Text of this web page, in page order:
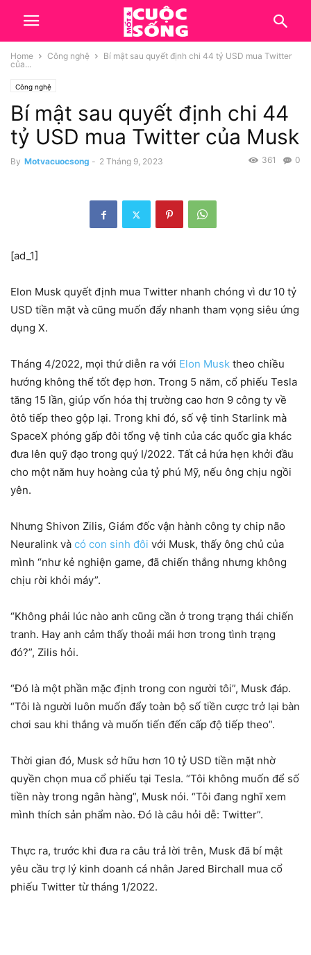
Home Công nghệ
Bí mật sau quyết định chi 44 tỷ USD mua Twitter
của...
Công nghệ
Bí mật sau quyết định chi 44
tỷ USD mua Twitter của Musk
By Motvacuocsong - 2 Tháng 9, 2023 0
361
[ad_1]
Elon Musk quyết định mua Twitter nhanh chóng vì dư 10 tỷ
USD tiền mặt và cũng muốn đẩy nhanh tham vọng siêu ứng
dụng X.
Tháng 4/2022, mọi thứ diễn ra với Elon Musk theo chiều
hướng không thể tốt đẹp hơn. Trong 5 năm, cổ phiếu Tesla
tăng 15 lần, giúp vốn hóa thị trường cao hơn 9 công ty về
ôtô tiếp theo gộp lại. Trong khi đó, số vệ tinh Starlink mà
SpaceX phóng gấp đôi tổng vệ tinh của các quốc gia khác
đưa lên quỹ đạo trong quý I/2022. Tất cả hứa hẹn khởi đầu
cho một năm huy hoàng của tỷ phú Mỹ, nếu ông chịu ngồi
yên.
Nhưng Shivon Zilis, Giám đốc vận hành công ty chip não
Neuralink và có con sinh đôi với Musk, thấy ông chủ của
mình “như kẻ nghiện game, đã chiến thắng nhưng không
chịu rời khỏi máy”.
“Không phải lúc nào anh cũng cần ở trong trạng thái chiến
tranh. Hay anh cảm thấy thoải mái hơn trong tình trạng
đó?”, Zilis hỏi.
“Đó là một phần mặc định trong con người tôi”, Musk đáp.
“Tôi là người luôn muốn đẩy toàn bộ số tiền cược trở lại bàn
chơi sau khi thắng và muốn tiến đến cấp độ tiếp theo”.
Thời gian đó, Musk sở hữu hơn 10 tỷ USD tiền mặt nhờ
quyền chọn mua cổ phiếu tại Tesla. “Tôi không muốn để số
tiền này trong ngân hàng”, Musk nói. “Tôi đang nghĩ xem
mình thích sản phẩm nào. Đó là câu hỏi dễ: Twitter”.
Thực ra, trước khi đưa ra câu trả lời trên, Musk đã bí mật
yêu cầu trợ lý kinh doanh cá nhân Jared Birchall mua cổ
phiếu Twitter từ tháng 1/2022.